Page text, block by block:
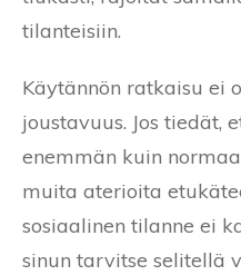
tilanteisiin.
Käytännön ratkaisu ei
joustavuus. Jos tiedät,
enemmän kuin
muita aterioita
sosiaalinen tilanne ei
sinun tarvitse selitellä